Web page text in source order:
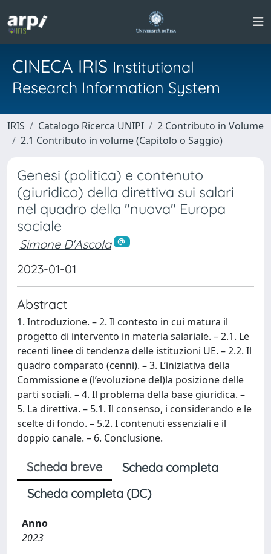
CINECA IRIS Institutional
Research Information System
IRIS Catalogo Ricerca UNIPI
2 Contributo in Volume
2.1 Contributo in volume (Capitolo o Saggio)
Genesi (politica) e contenuto
(giuridico) della direttiva sui salari
nel quadro della "nuova" Europa
sociale
Simone D'Ascola
2023-01-01
Abstract
1. Introduzione. – 2. Il contesto in cui matura il
progetto di intervento in materia salariale. – 2.1. Le
recenti linee di tendenza delle istituzioni UE. – 2.2. Il
quadro comparato (cenni). – 3. L’iniziativa della
Commissione e (l’evoluzione del)la posizione delle
parti sociali. – 4. Il problema della base giuridica. –
5. La direttiva. – 5.1. Il consenso, i considerando e le
scelte di fondo. – 5.2. I contenuti essenziali e il
doppio canale. – 6. Conclusione.
Scheda breve
Scheda completa
Scheda completa (DC)
Anno
2023